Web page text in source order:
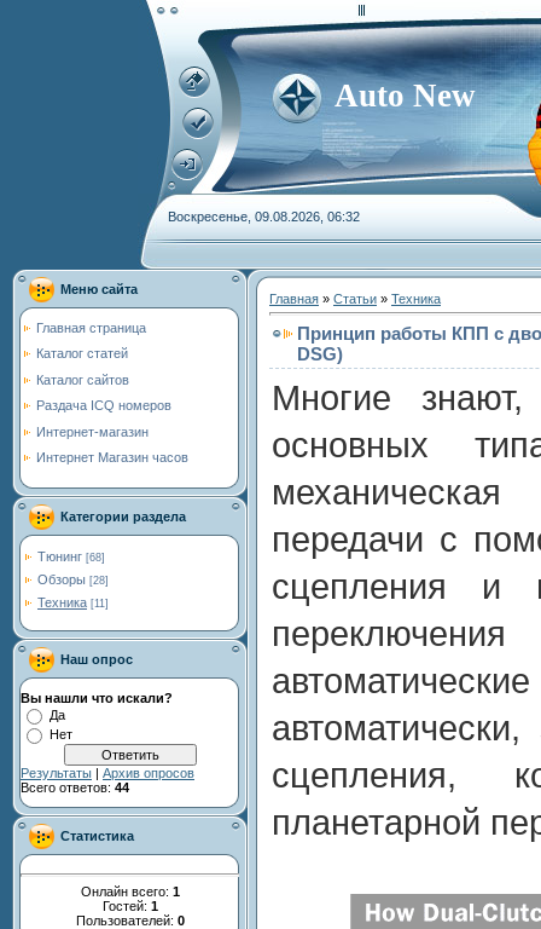
Auto New
Воскресенье, 09.08.2026, 06:32
Меню сайта
Главная страница
Каталог статей
Каталог сайтов
Раздача ICQ номеров
Интернет-магазин
Интернет Магазин часов
Категории раздела
Тюнинг [68]
Обзоры [28]
Техника [11]
Наш опрос
Вы нашли что искали?
Да
Нет
Результаты | Архив опросов
Всего ответов: 44
Статистика
Онлайн всего: 1
Гостей: 1
Пользователей: 0
Главная » Статьи » Техника
Принцип работы КПП с
DSG)
Многие
основных
передачи с
сцепления и
сцепления,
планетарной